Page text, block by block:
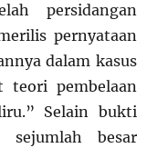
persidangan
pernyataan
dalam kasus
teori pembelaan
Selain bukti
besar